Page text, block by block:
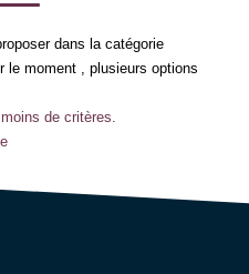
Plus de critères
dans la catégorie
le moment , plusieurs options
de critères.